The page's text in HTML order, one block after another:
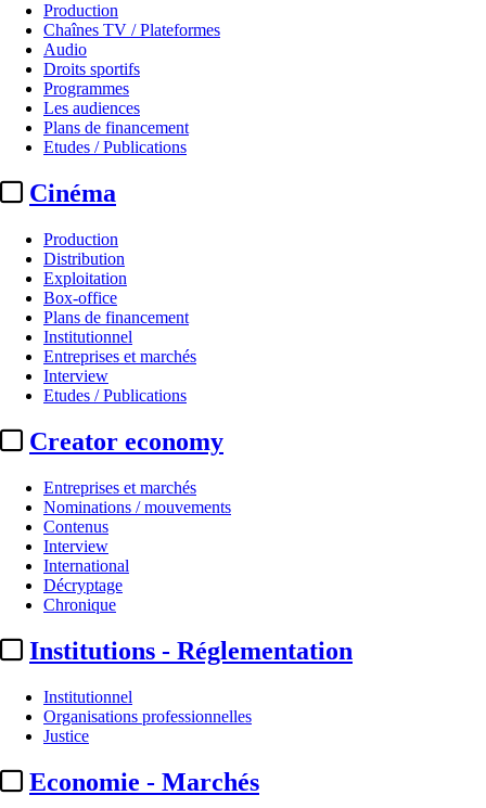
Production
Chaînes TV / Plateformes
Audio
Droits sportifs
Programmes
Les audiences
Plans de financement
Etudes / Publications
Cinéma
Production
Distribution
Exploitation
Box-office
Plans de financement
Institutionnel
Entreprises et marchés
Interview
Etudes / Publications
Creator economy
Entreprises et marchés
Nominations / mouvements
Contenus
Interview
International
Décryptage
Chronique
Institutions - Réglementation
Institutionnel
Organisations professionnelles
Justice
Economie - Marchés